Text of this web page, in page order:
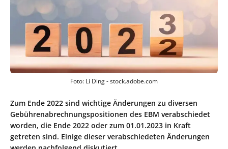
Foto: Li Ding - stock.adobe.com
Zum Ende 2022 sind wichtige Änderungen zu diversen
Gebührenabrechnungspositionen des EBM verabschiedet
worden, die Ende 2022 oder zum 01.01.2023 in Kraft
getreten sind. Einige dieser verabschiedeten Änderungen